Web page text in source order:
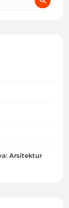
Arsitektur